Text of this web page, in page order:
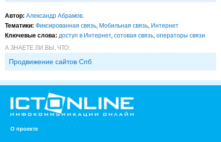
Автор: Александр Абрамов
Тематики: Фиксированная связь Мобильная связь Интернет
Ключевые слова: доступ в Интернет, сотовая связь операторы связи
А ЗНАЕТЕ ЛИ ВЫ, ЧТО:
Продвижение сайтов Спб
О проекте